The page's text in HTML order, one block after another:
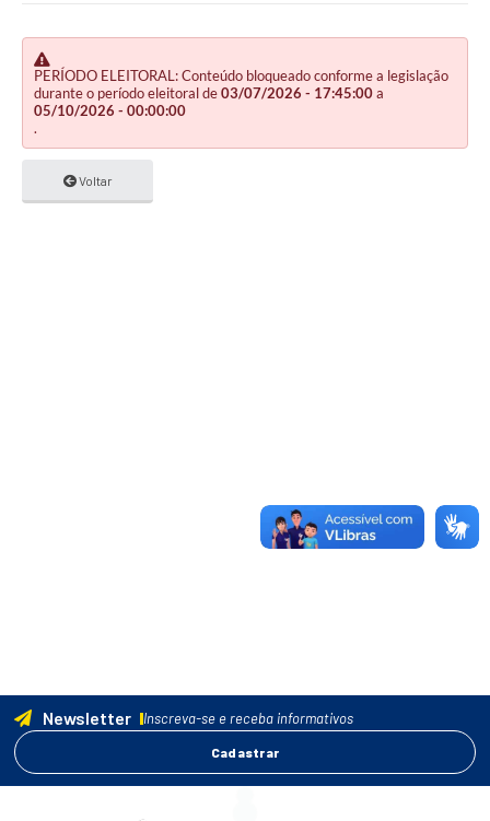
PERÍODO ELEITORAL: Conteúdo bloqueado conforme a legislação
durante o período eleitoral de03/07/2026 - 17:45:00a
05/10/2026 - 00:00:00
.
Voltar
Newsletter Inscreva-se e receba informativos
Cadastrar